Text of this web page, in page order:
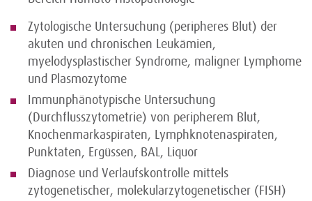
Zytologische Untersuchung (peripheres Blut) der
akuten und chronischen Leukämien,
myelodysplastischer Syndrome, maligner Lymphome
und Plasmozytome
Immunphänotypische Untersuchung
(Durchflusszytometrie) von peripherem Blut,
Knochenmarkaspiraten, Lymphknotenaspiraten,
Punktaten, Ergüssen, BAL, Liquor
Diagnose und Verlaufskontrolle mittels
zytogenetischer, molekularzytogenetischer (FISH)